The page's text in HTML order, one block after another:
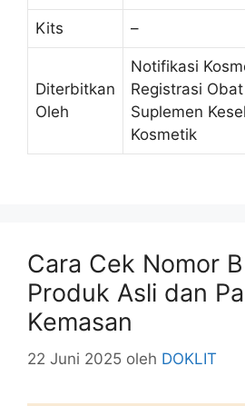
Kits –
Diterbitkan
Oleh
Notifikasi
Registrasi
Suplemen
Kosmetik
Cara Cek Nomor
Produk Asli dan
Kemasan
22 Juni 2025 oleh DOKLIT